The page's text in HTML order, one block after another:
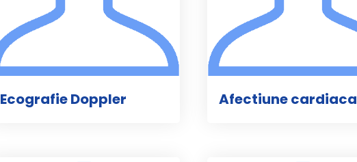
Ecografie Doppler Afectiune cardiaca